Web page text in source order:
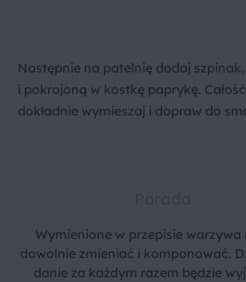
Następnie na patelnię dodaj
i pokrojoną w kostkę paprykę. Całość
dokładnie wymieszaj i dopraw do
Wymienione w przepisie warzywa
dowolnie zmieniać i komponować.
danie za każdym razem będzie